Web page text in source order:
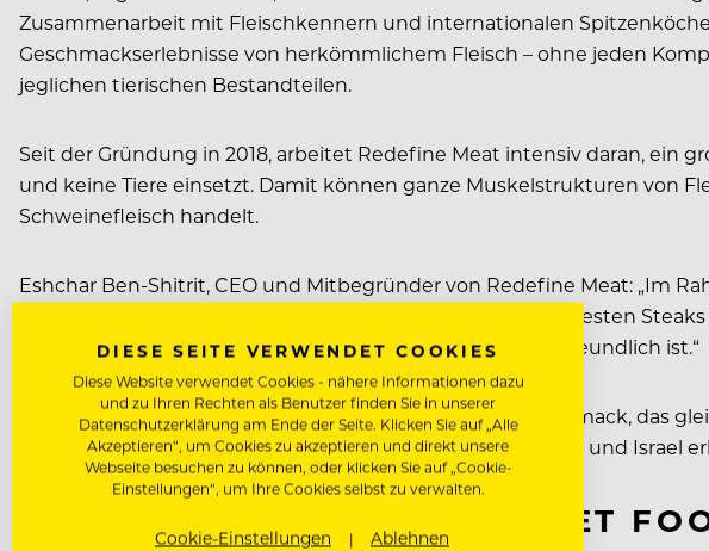
Zusammenarbeit mit Fleischkennern und internationalen
Geschmackserlebnisse von herkömmlichem Fleisch – ohne jeden
jeglichen tierischen Bestandteilen.
Seit der Gründung in 2018, arbeitet Redefine Meat intensiv daran, ein
und keine Tiere einsetzt. Damit können ganze Muskelstrukturen von
Schweinefleisch handelt.
Eshchar Ben-Shitrit, CEO und Mitbegründer von Redefine Meat: „Im
The ASH – der Restaurantkette, die bekanntermaßen die besten
Meat™ auftischen, das gut für unseren Planeten und tierfreundlich ist.“
Das New Meat™-Produktportfolio hat den gleichen Geschmack, das
im Vereinigten Königreich, Deutschland, den Niederlanden und Israel
VON FINE DINING BIS STREET
DIESE SEITE VERWENDET COOKIES
Diese Website verwendet Cookies - nähere Informationen dazu
und zu Ihren Rechten als Benutzer finden Sie in unserer
Datenschutzerklärung am Ende der Seite. Klicken Sie auf „Alle
Akzeptieren“, um Cookies zu akzeptieren und direkt unsere
Webseite besuchen zu können, oder klicken Sie auf „Cookie-
Einstellungen“, um Ihre Cookies selbst zu verwalten.
Cookie-Einstellungen Ablehnen